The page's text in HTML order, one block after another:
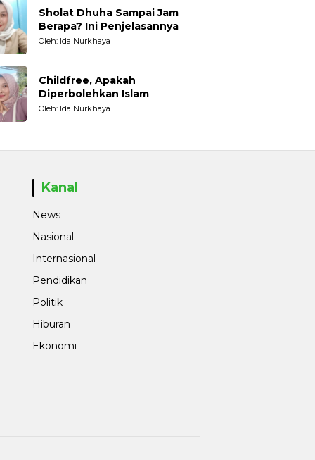
Sholat Dhuha Sampai Jam
Berapa? Ini Penjelasannya
Oleh: Ida Nurkhaya
Childfree, Apakah
Diperbolehkan Islam
Oleh: Ida Nurkhaya
Kanal
News
Nasional
Internasional
Pendidikan
Politik
Hiburan
Ekonomi